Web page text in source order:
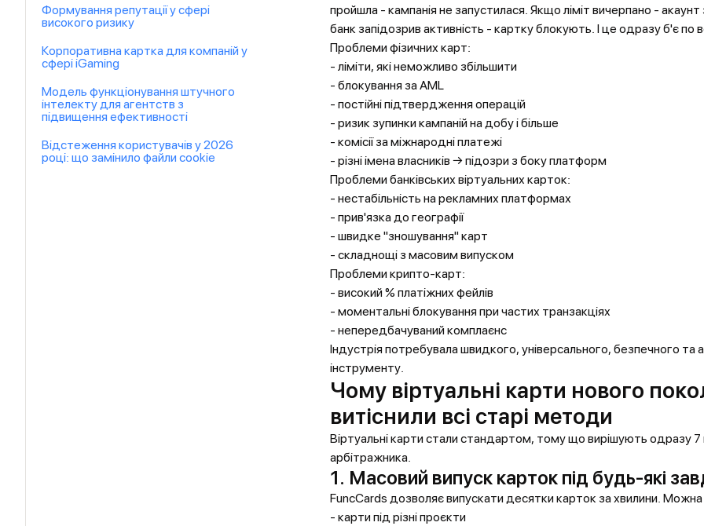
Формування репутації у сфері
високого ризику
Корпоративна картка для компаній у
сфері iGaming
Модель функціонування штучного
інтелекту для агентств з
підвищення ефективності
Відстеження користувачів у 2026
році: що замінило файли cookie
пройшла - кампанія не запустилася. Якщо ліміт вичерпано -
банк запідозрив активність - картку блокують. І це одразу б'є по
Проблеми фізичних карт:
- ліміти, які неможливо збільшити
- блокування за AML
- постійні підтвердження операцій
- ризик зупинки кампаній на добу і більше
- комісії за міжнародні платежі
- різні імена власників → підозри з боку платформ
Проблеми банківських віртуальних карток:
- нестабільність на рекламних платформах
- прив'язка до географії
- швидке "зношування" карт
- складнощі з масовим випуском
Проблеми крипто-карт:
- високий % платіжних фейлів
- моментальні блокування при частих транзакціях
- непередбачуваний комплаєнс
Індустрія потребувала швидкого, універсального, безпечного та
інструменту.
Чому віртуальні карти нового
витіснили всі старі методи
Віртуальні карти стали стандартом, тому що вирішують одразу
арбітражника.
1. Масовий випуск карток під будь-які
FuncCards дозволяє випускати десятки карток за хвилини.
- карти під різні проєкти